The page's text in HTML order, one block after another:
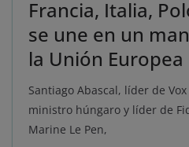
Francia, Italia,
se une en un
la Unión Europea
Santiago Abascal, líder de
ministro húngaro y líder de
Marine Le Pen,